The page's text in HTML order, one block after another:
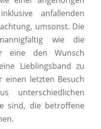
anfallenden
umsonst. Die
wie die
eine den Wunsch
Lieblingsband zu
einen letzten Besuch
unterschiedlichen
sind, die betroffene